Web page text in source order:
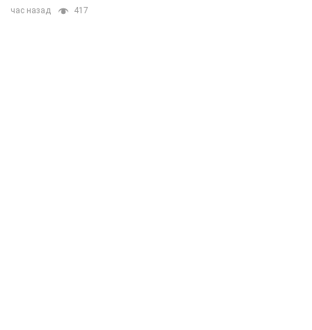
час назад 417